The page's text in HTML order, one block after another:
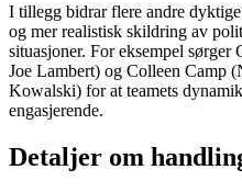
I tillegg bidrar flere andre
og mer realistisk skildring av
situasjoner. For eksempel
Joe Lambert) og Colleen Camp
Kowalski) for at teamets
engasjerende.
Detaljer om